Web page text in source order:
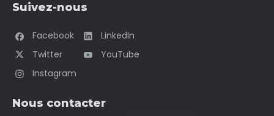
Suivez-nous
Facebook
LinkedIn
Twitter
YouTube
Instagram
Nous contacter